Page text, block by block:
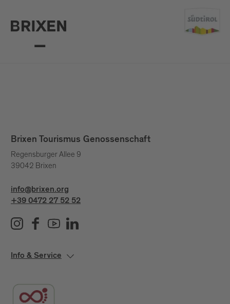
Brixen Tourismus Genossenschaft
Regensburger Allee 9
39042 Brixen
info@brixen.org
+39 0472 27 52 52
Info & Service